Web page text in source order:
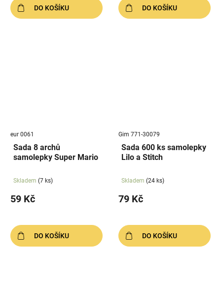
DO KOŠÍKU DO KOŠÍKU
eur 0061
Sada 8 archů
samolepky Super Mario
Skladem (7 ks)
59 Kč
DO KOŠÍKU
Gim 771-30079
Sada 600 ks samolepky
Lilo a Stitch
Skladem (24 ks)
79 Kč
DO KOŠÍKU